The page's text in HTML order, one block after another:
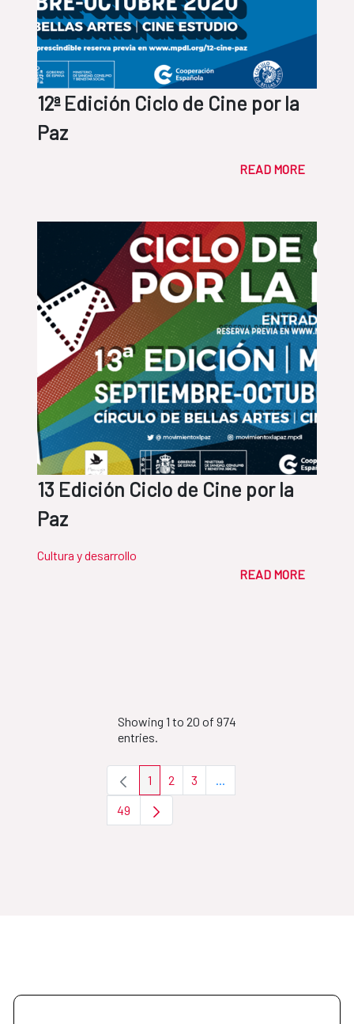
12ª Edición Ciclo de Cine por la
Paz
READ MORE
13 Edición Ciclo de Cine por la
Paz
Cultura y desarrollo
READ MORE
Showing 1 to 20 of 974
entries.
Page
1 Page
2 Page
3 ...Intermediate Pages Use
Page
49